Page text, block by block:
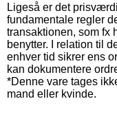
Ligeså er det
fundamentale regler
transaktionen, som fx
benytter. I relation til
enhver tid sikrer ens
kan dokumentere
*Denne vare tages
mand eller kvinde.